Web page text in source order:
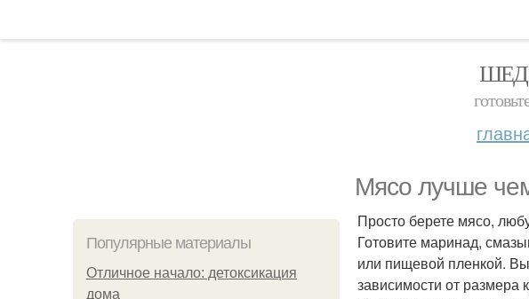
Мясо лучше
Популярные материалы
Отличное начало: детоксикация
дома
Просто берете мясо,
Готовите маринад,
или пищевой пленкой.
зависимости от размера